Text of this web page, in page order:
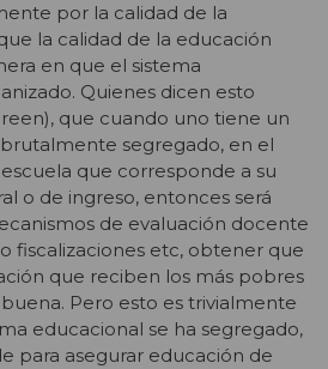
por la calidad de la
la calidad de la educación
en que el sistema
Quienes dicen esto
que cuando uno tiene un
segregado, en el
que corresponde a su
o de ingreso, entonces será
de evaluación docente
fiscalizaciones etc, obtener que
que reciben los más pobres
Pero esto es trivialmente
educacional se ha segregado,
para asegurar educación de